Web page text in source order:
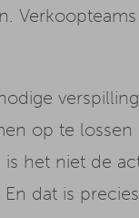
op te
het niet de
dat is